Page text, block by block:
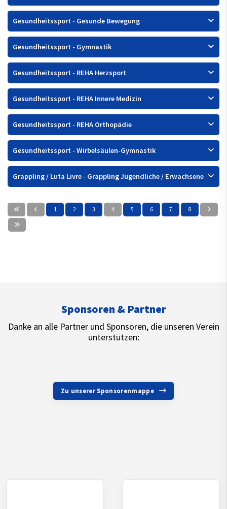
Gesundheitssport - Gesunde Bewegung
Gesundheitssport - Gymnastik
Gesundheitssport - REHA Herzsport
Gesundheitssport - REHA Innere Medizin
Gesundheitssport - REHA Orthopädie
Gesundheitssport - Wirbelsäulen-Gymnastik
Grappling / Luta Livre - Grappling Jugendliche / Erwachsene
1 2 3 4 5 6 7 8
Sponsoren & Partner
Danke an alle Partner und Sponsoren, die unseren Verein
unterstützen:
Zu unserer Sponsorenmappe